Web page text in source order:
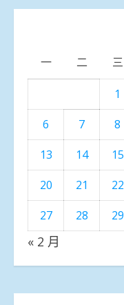
分
一 二 三
1
6
7 8
13
14 15
20
21 22
27
28 29
« 2 月